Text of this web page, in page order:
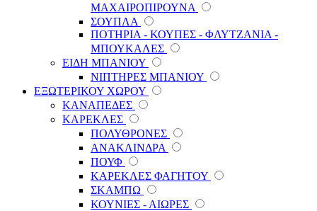
ΜΑΧΑΙΡΟΠΙΡΟΥΝΑ
ΣΟΥΠΛΑ
ΠΟΤΗΡΙΑ - ΚΟΥΠΕΣ - ΦΛΥΤΖΑΝΙΑ -
ΜΠΟΥΚΑΛΕΣ
ΕΙΔΗ ΜΠΑΝΙΟΥ
ΝΙΠΤΗΡΕΣ ΜΠΑΝΙΟΥ
ΕΞΩΤΕΡΙΚΟΥ ΧΩΡΟΥ
ΚΑΝΑΠΕΔΕΣ
ΚΑΡΕΚΛΕΣ
ΠΟΛΥΘΡΟΝΕΣ
ΑΝΑΚΛΙΝΔΡΑ
ΠΟΥΦ
ΚΑΡΕΚΛΕΣ ΦΑΓΗΤΟΥ
ΣΚΑΜΠΩ
ΚΟΥΝΙΕΣ - ΑΙΩΡΕΣ